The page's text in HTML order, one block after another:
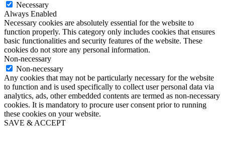
Necessary
Always Enabled
Necessary cookies are absolutely essential for the website to
function properly. This category only includes cookies that ensures
basic functionalities and security features of the website. These
cookies do not store any personal information.
Non-necessary
Non-necessary
Any cookies that may not be particularly necessary for the website
to function and is used specifically to collect user personal data via
analytics, ads, other embedded contents are termed as non-necessary
cookies. It is mandatory to procure user consent prior to running
these cookies on your website.
SAVE & ACCEPT